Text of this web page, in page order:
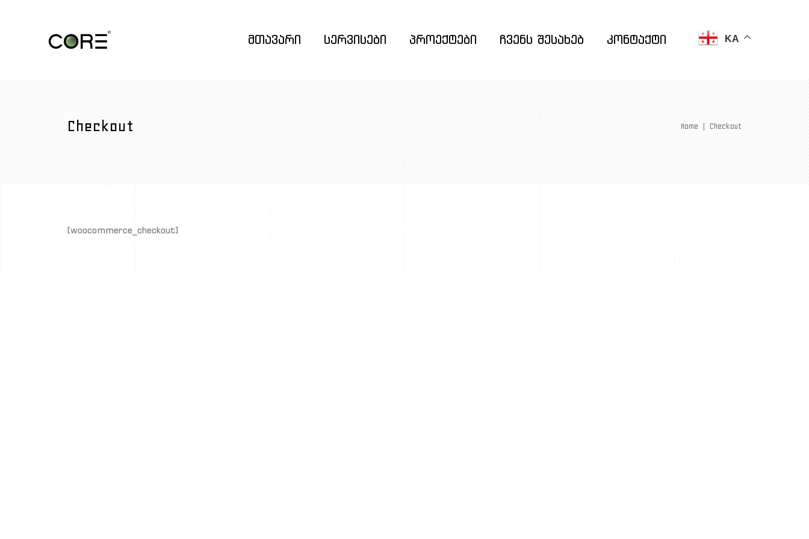
მთავარი სერვისები პროექტები ჩვენს შესახებ კონტაქტი KA
Checkout Home Checkout
[woocommerce_checkout]